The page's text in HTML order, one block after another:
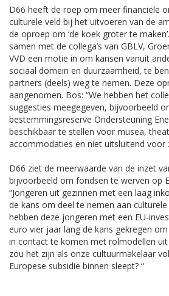
D66 heeft de roep om meer financiële
culturele veld bij het uitvoeren van de
de oproep om ‘de koek groter te
samen met de collega’s van GBLV,
VVD een motie in om kansen vanuit
sociaal domein en duurzaamheid, te
partners (deels) weg te nemen. Deze
aangenomen. Bos: “We hebben het
suggesties meegegeven, bijvoorbeeld
bestemmingsreserve Ondersteuning
beschikbaar te stellen voor musea,
accommodaties en niet uitsluitend voor
D66 ziet de meerwaarde van de inzet
bijvoorbeeld om fondsen te werven op
“Jongeren uit gezinnen met een laag
de kans om deel te nemen aan
hebben deze jongeren met een EU-
euro vier jaar lang de kans gekregen
in contact te komen met rolmodellen
zou het zijn als onze cultuurmakelaar
Europese subsidie binnen sleept? “